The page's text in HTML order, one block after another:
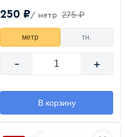
250 ₽/ метр 275 ₽
метр тн.
- +
В корзину